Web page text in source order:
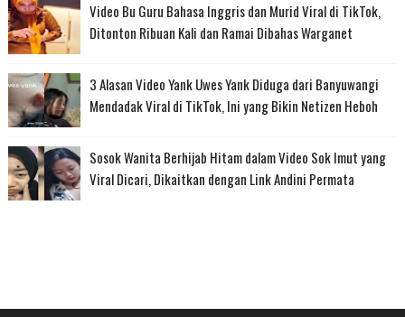
Video Bu Guru Bahasa Inggris dan Murid Viral di TikTok,
Ditonton Ribuan Kali dan Ramai Dibahas Warganet
3 Alasan Video Yank Uwes Yank Diduga dari Banyuwangi
Mendadak Viral di TikTok, Ini yang Bikin Netizen Heboh
Sosok Wanita Berhijab Hitam dalam Video Sok Imut yang
Viral Dicari, Dikaitkan dengan Link Andini Permata